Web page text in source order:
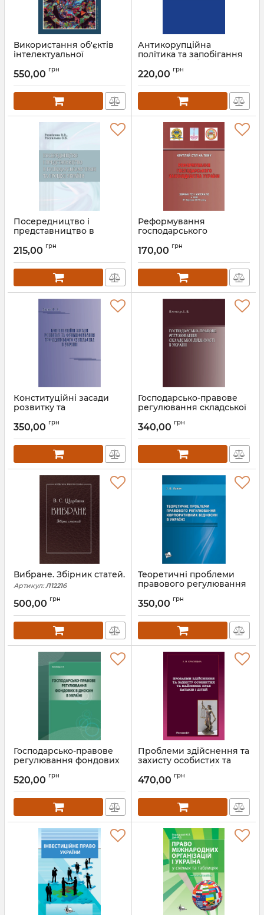
Використання об'єктів
інтелектуальної
Артикул: Л12264
550,00 грн
Антикорупційна
політика та запобігання
корупції в публічному
управлінні
Артикул: Л12259
220,00 грн
Посередництво і
представництво в
процесі України
Артикул: Л12257
215,00 грн
Реформування
господарського
Артикул: Л12248
170,00 грн
Конституційні засади
розвитку та
громадянського
Артикул: Л12219
350,00 грн
Господарсько-правове
регулювання складської
Україні
Артикул: Л12217
340,00 грн
Вибране. Збірник статей.
Артикул: Л12216
500,00 грн
Теоретичні проблеми
правового регулювання
в Україні
Артикул: Л12199
350,00 грн
Господарсько-правове
регулювання фондових
Артикул: Л12190
520,00 грн
Проблеми здійснення та
захисту особистих та
майнових прав батьків і
дітей
Артикул: Л12176
470,00 грн